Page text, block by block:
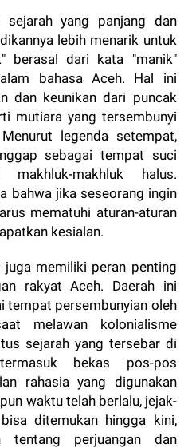
yang panjang dan
lebih menarik untuk
berasal dari kata "manik"
bahasa Aceh. Hal ini
dan keunikan dari puncak
mutiara yang tersembunyi
legenda setempat,
sebagai tempat suci
makhluk halus.
bahwa jika seseorang ingin
mematuhi aturan-aturan
kesialan.
juga memiliki peran penting
rakyat Aceh. Daerah ini
tempat persembunyian oleh
melawan kolonialisme
sejarah yang tersebar di
bekas pos-pos
rahasia yang digunakan
waktu telah berlalu, jejak-
ditemukan hingga kini,
tentang perjuangan dan